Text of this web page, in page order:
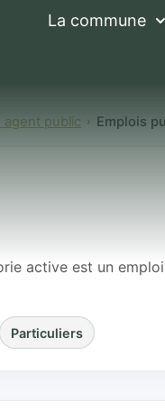
La commune
agent public Emplois
de
active est un
Particuliers